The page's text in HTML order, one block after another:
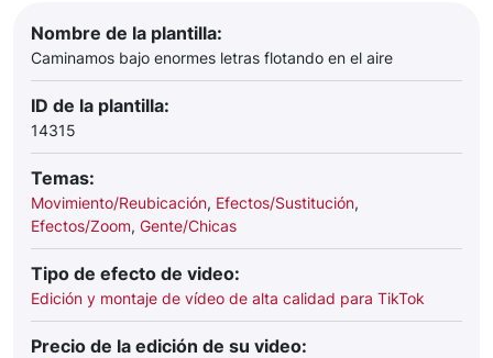
Nombre de la plantilla:
Caminamos bajo enormes letras flotando en el aire
ID de la plantilla:
14315
Temas:
Movimiento/Reubicación, Efectos/Sustitución,
Efectos/Zoom, Gente/Chicas
Tipo de efecto de video:
Edición y montaje de vídeo de alta calidad para TikTok
Precio de la edición de su video: